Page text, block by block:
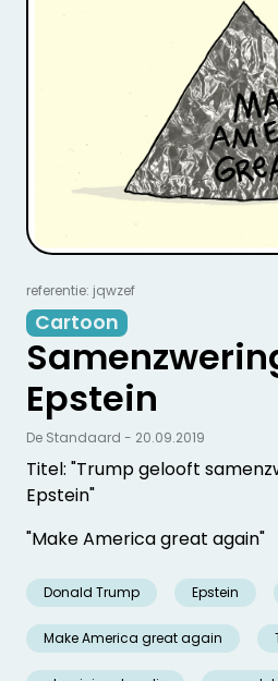
referentie: jqwzef
Cartoon
Epstein
Titel: "Trump gelooft
Epstein"
"Make America great again"
Donald Trump Epstein
Make America great again
De Standaard - 20.09.2019